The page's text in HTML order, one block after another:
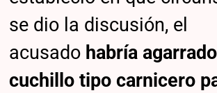
se dio la discusión, el
acusado habría
cuchillo tipo carnicero